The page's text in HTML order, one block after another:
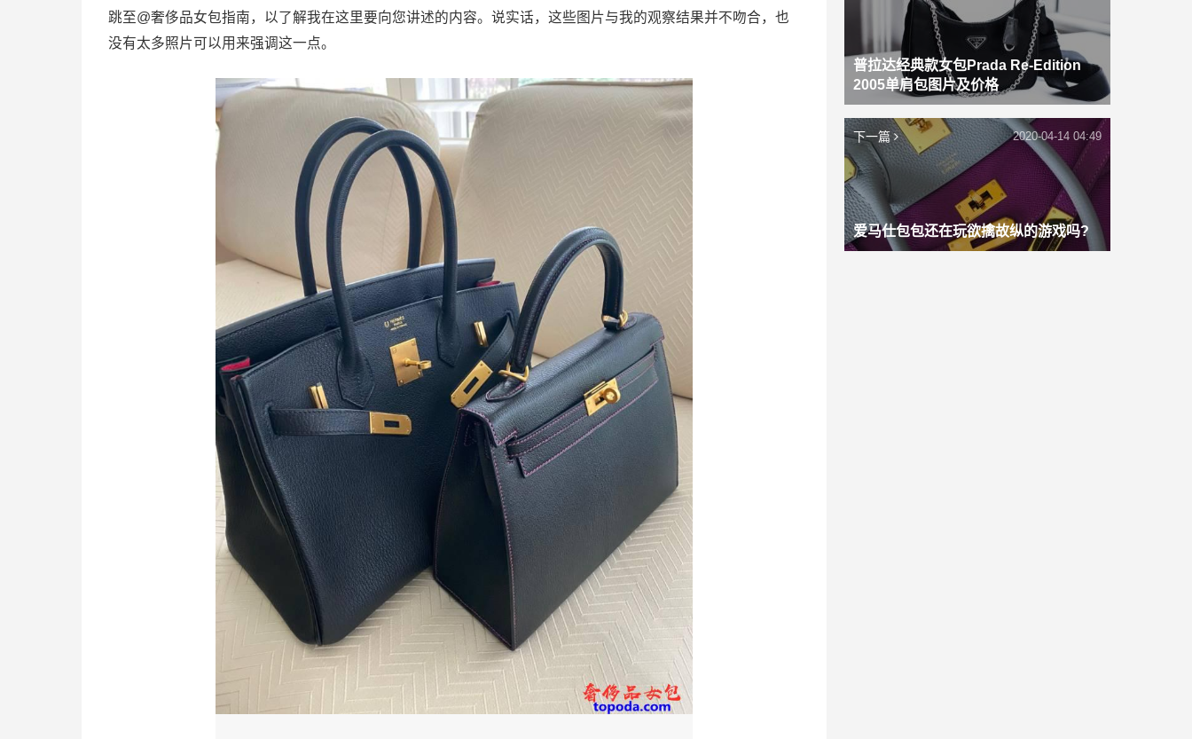
跳至@奢侈品女包指南，以了解我在这里要向您讲述的内容。说实话，这些图片与我的观察结果并不吻合，也
没有太多照片可以用来强调这一点。
普拉达经典款女包Prada Re-Edition
2005单肩包图片及价格
下一篇
爱马仕包包还在玩欲擒故纵的游戏吗?
2020-04-14 04:49